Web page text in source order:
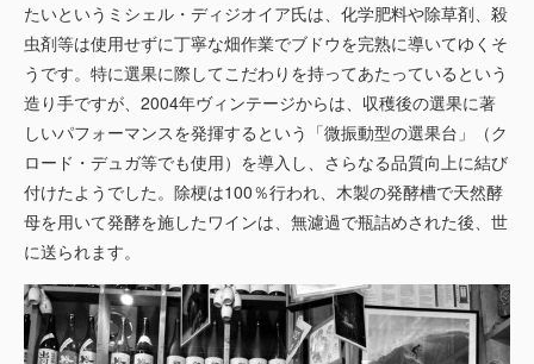
たいというミシェル・ディジオイア氏は、化学肥料や除草剤、殺
虫剤等は使用せずに丁寧な畑作業でブドウを完熟に導いてゆくそ
うです。特に選果に際してこだわりを持ってあたっているという
造り手ですが、2004年ヴィンテージからは、収穫後の選果に著
しいパフォーマンスを発揮するという「微振動型の選果台」（ク
ロード・デュガ等でも使用）を導入し、さらなる品質向上に結び
付けたようでした。除梗は100％行われ、木製の発酵槽で天然酵
母を用いて発酵を施したワインは、無濾過で瓶詰めされた後、世
に送られます。